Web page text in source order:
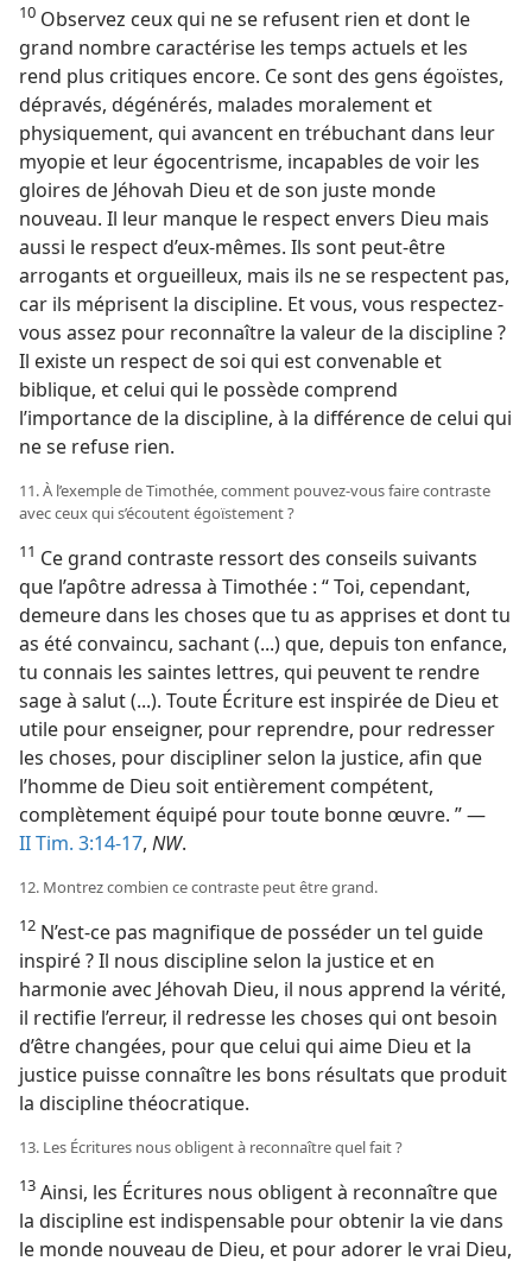
10 Observez ceux qui ne se refusent rien et dont le
grand nombre caractérise les temps actuels et les
rend plus critiques encore. Ce sont des gens égoïstes,
dépravés, dégénérés, malades moralement et
physiquement, qui avancent en trébuchant dans leur
myopie et leur égocentrisme, incapables de voir les
gloires de Jéhovah Dieu et de son juste monde
nouveau. Il leur manque le respect envers Dieu mais
aussi le respect d’eux-​mêmes. Ils sont peut-être
arrogants et orgueilleux, mais ils ne se respectent pas,
car ils méprisent la discipline. Et vous, vous respectez-​
vous assez pour reconnaître la valeur de la discipline ?
Il existe un respect de soi qui est convenable et
biblique, et celui qui le possède comprend
l’importance de la discipline, à la différence de celui qui
ne se refuse rien.
11. À l’exemple de Timothée, comment pouvez-​vous faire contraste
avec ceux qui s’écoutent égoïstement ?
11 Ce grand contraste ressort des conseils suivants
que l’apôtre adressa à Timothée : “ Toi, cependant,
demeure dans les choses que tu as apprises et dont tu
as été convaincu, sachant (...) que, depuis ton enfance,
tu connais les saintes lettres, qui peuvent te rendre
sage à salut (...). Toute Écriture est inspirée de Dieu et
utile pour enseigner, pour reprendre, pour redresser
les choses, pour discipliner selon la justice, afin que
l’homme de Dieu soit entièrement compétent,
complètement équipé pour toute bonne œuvre. ” —
II Tim. 3:14-17, NW.
12. Montrez combien ce contraste peut être grand.
12 N’est-​ce pas magnifique de posséder un tel guide
inspiré ? Il nous discipline selon la justice et en
harmonie avec Jéhovah Dieu, il nous apprend la vérité,
il rectifie l’erreur, il redresse les choses qui ont besoin
d’être changées, pour que celui qui aime Dieu et la
justice puisse connaître les bons résultats que produit
la discipline théocratique.
13. Les Écritures nous obligent à reconnaître quel fait ?
13 Ainsi, les Écritures nous obligent à reconnaître que
la discipline est indispensable pour obtenir la vie dans
le monde nouveau de Dieu, et pour adorer le vrai Dieu,